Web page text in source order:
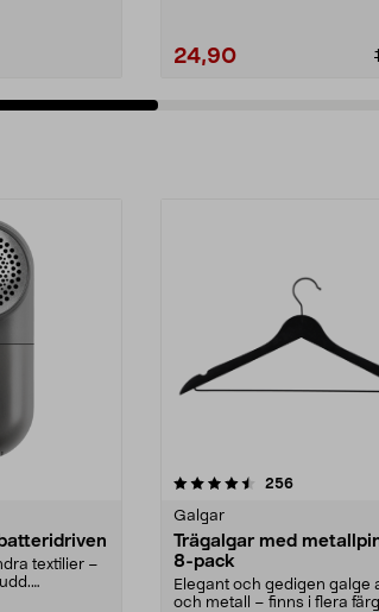
24,90
textilier –
256recensioner
Galgar
Trägalgar med
8-pack
Elegant och gedigen galge
och metall – finns i flera
4.0av 5 stjärnor